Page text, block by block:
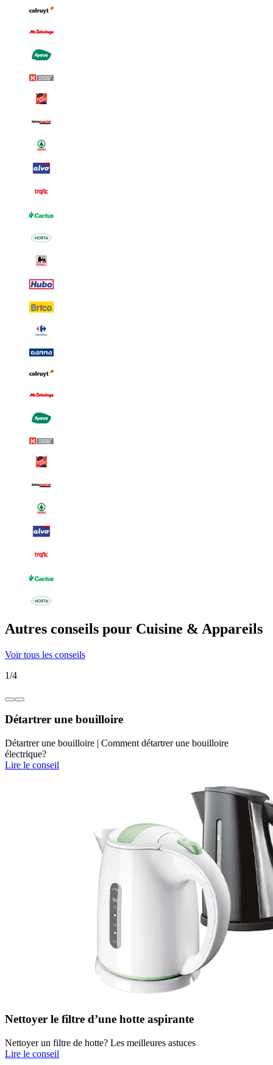
Autres conseils pour Cuisine & Appareils
Voir tous les conseils
1/4
Détartrer une bouilloire
Détartrer une bouilloire | Comment détartrer une bouilloire
électrique?
Lire le conseil
Nettoyer le filtre d’une hotte aspirante
Nettoyer un filtre de hotte? Les meilleures astuces
Lire le conseil